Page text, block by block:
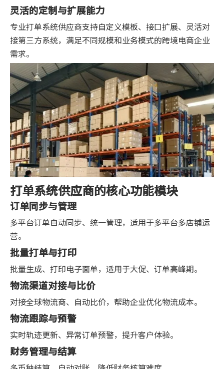
灵活的定制与扩展能力
专业打单系统供应商支持自定义模板、接口扩展、灵活对
接第三方系统，满足不同规模和业务模式的跨境电商企业
需求。
打单系统供应商的核心功能模块
订单同步与管理
多平台订单自动同步、统一管理，适用于多平台多店铺运
营。
批量打单与打印
批量生成、打印电子面单，适用于大促、订单高峰期。
物流渠道对接与比价
对接全球物流商、自动比价，帮助企业优化物流成本。
物流跟踪与预警
实时轨迹更新、异常订单预警，提升客户体验。
财务管理与结算